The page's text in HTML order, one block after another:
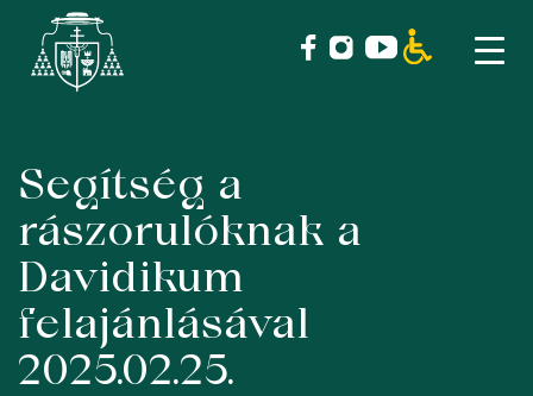
Skip
content
Segítség a
rászorulóknak a
Davidikum
felajánlásával
2025.02.25.